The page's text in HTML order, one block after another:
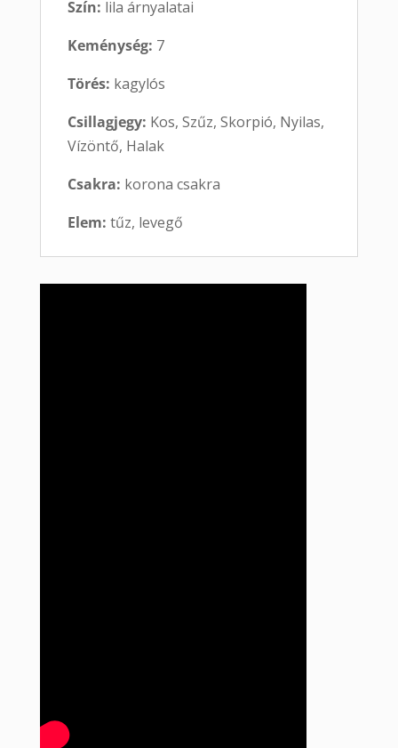
Szín: lila árnyalatai
Keménység: 7
Törés: kagylós
Csillagjegy: Kos, Szűz, Skorpió, Nyilas,
Vízöntő, Halak
Csakra: korona csakra
Elem: tűz, levegő